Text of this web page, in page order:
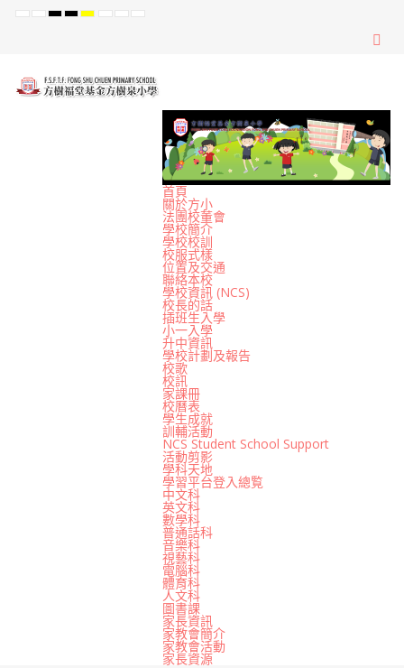
Default
NightHighHighHighSetSetSet
首頁
關於方小
法團校董會
學校簡介
學校校訓
校服式樣
位置及交通
聯絡本校
學校資訊 (NCS)
校長的話
插班生入學
小一入學
升中資訊
學校計劃及報告
校歌
校訊
家課冊
校曆表
學生成就
訓輔活動
NCS Student School Support
活動剪影
學科天地
學習平台登入總覧
中文科
英文科
數學科
普通話科
音樂科
視藝科
電腦科
體育科
人文科
圖書課
家長資訊
家教會簡介
家教會活動
家長資源